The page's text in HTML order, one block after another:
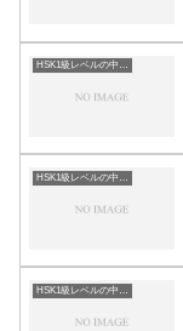
HSK1級レベルの中国語
HSK1級レベルの中国語
HSK1級レベルの中国語